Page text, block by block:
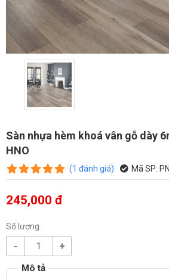
Sàn nhựa hèm khoá vân gỗ dày
HNO
(1 đánh giá) Mã SP:
245,000 đ
Số lượng
- +